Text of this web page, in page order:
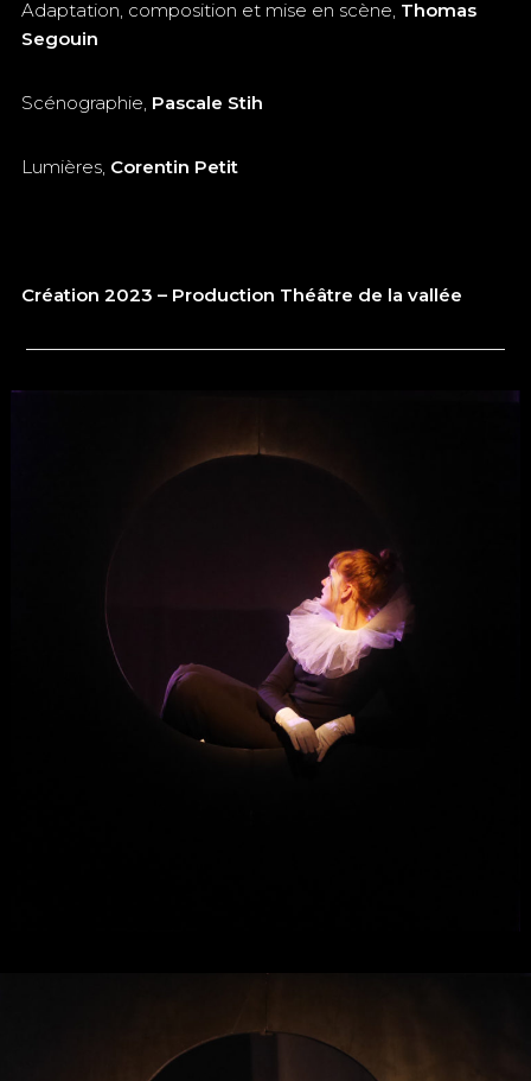
Adaptation, composition et mise en scène, Thomas
Segouin
Scénographie, Pascale Stih
Lumières, Corentin Petit
Création 2023 – Production Théâtre de la vallée